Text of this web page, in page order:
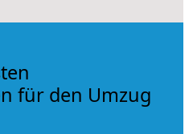
für den Umzug